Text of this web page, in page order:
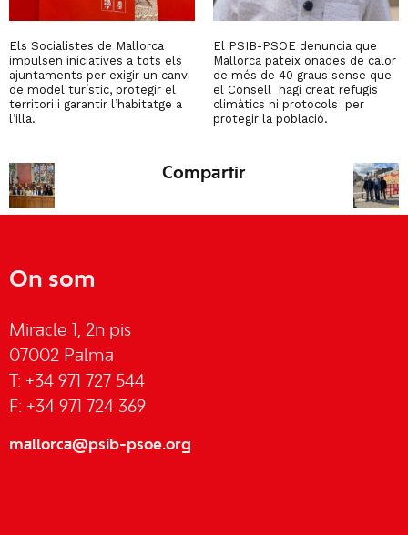
Els Socialistes de Mallorca
impulsen iniciatives a tots els
ajuntaments per exigir un canvi
de model turístic, protegir el
territori i garantir l’habitatge a
l’illa.
El PSIB-PSOE denuncia que
Mallorca pateix onades de calor
de més de 40 graus sense que
el Consell hagi creat refugis
climàtics ni protocols per
protegir la població.
Compartir
On som
Miracle 1, 2n pis
07002 Palma
T: +34 971 727 544
F: +34 971 724 369
mallorca@psib-psoe.org